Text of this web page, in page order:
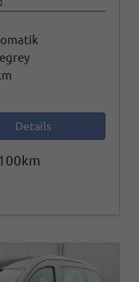
Details